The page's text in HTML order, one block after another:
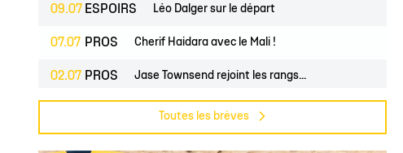
09.07 ESPOIRS Léo Dalger sur le départ
07.07 PROS Cherif Haidara avec le Mali !
02.07 PROS Jase Townsend rejoint les rangs...
Le Club une nouvelle fois labellisé...
Toutes les brèves